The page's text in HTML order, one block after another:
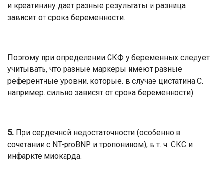
и креатинину дает разные результаты и разница
зависит от срока беременности.
Поэтому при определении СКФ у беременных следует
учитывать, что разные маркеры имеют разные
референтные уровни, которые, в случае цистатина С,
например, сильно зависят от срока беременности).
5. При сердечной недостаточности (особенно в
сочетании с NT-proBNP и тропонином), в т. ч. ОКС и
инфаркте миокарда.